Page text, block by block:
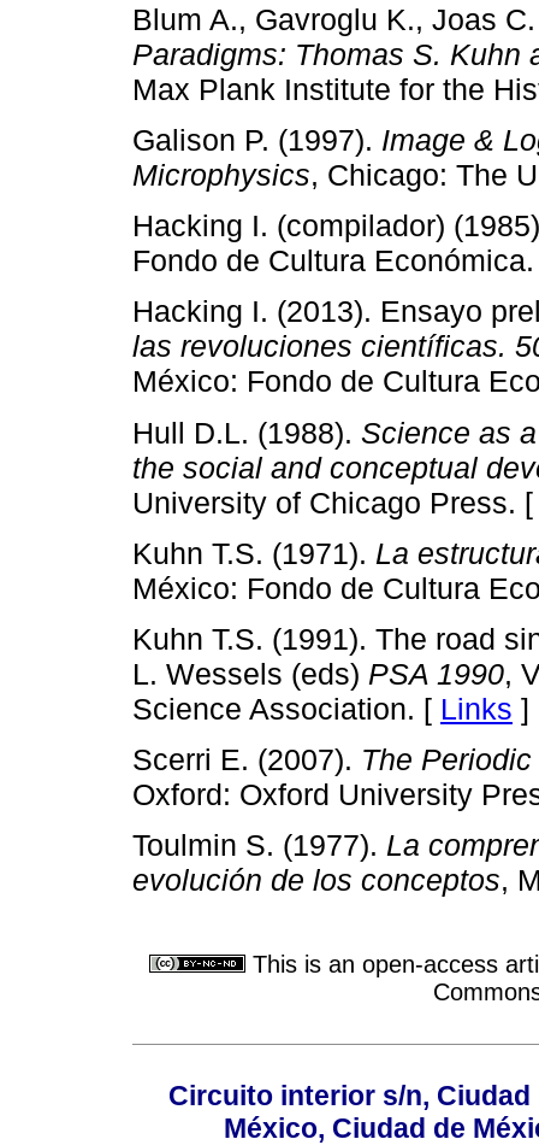
Blum A., Gavroglu K., Joas
Paradigms: Thomas S. Kuhn
Max Plank Institute for the
Galison P. (1997). Image &
Microphysics, Chicago: The
Hacking I. (compilador)
Fondo de Cultura
Hacking I. (2013). Ensayo
las revoluciones científicas.
México: Fondo de Cultura
Hull D.L. (1988). Science as
the social and conceptual
University of Chicago Press.
Kuhn T.S. (1971). La
México: Fondo de Cultura
Kuhn T.S. (1991). The road
L. Wessels (eds) PSA 1990,
Science Association. [ Links ]
Scerri E. (2007). The
Oxford: Oxford University
Toulmin S. (1977). La
evolución de los conceptos,
This is an open-access
Circuito interior s/n, Ciudad
México, Ciudad de